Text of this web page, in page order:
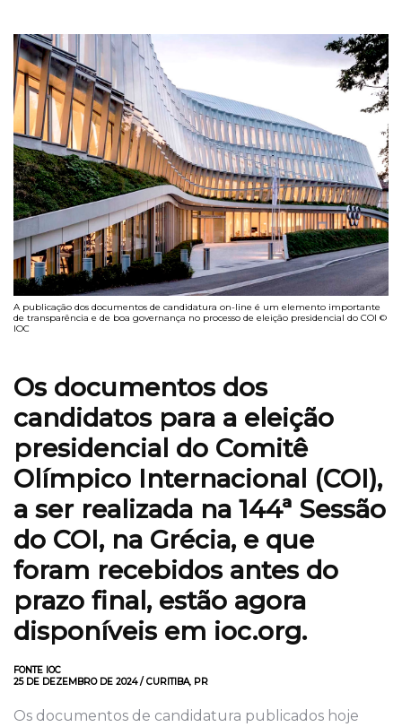
A publicação dos documentos de candidatura on-line é um elemento importante
de transparência e de boa governança no processo de eleição presidencial do COI ©
IOC
Os documentos dos
candidatos para a eleição
presidencial do Comitê
Olímpico Internacional (COI),
a ser realizada na 144ª Sessão
do COI, na Grécia, e que
foram recebidos antes do
prazo final, estão agora
disponíveis em ioc.org.
FONTE IOC
25 DE DEZEMBRO DE 2024 / CURITIBA, PR
Os documentos de candidatura publicados hoje